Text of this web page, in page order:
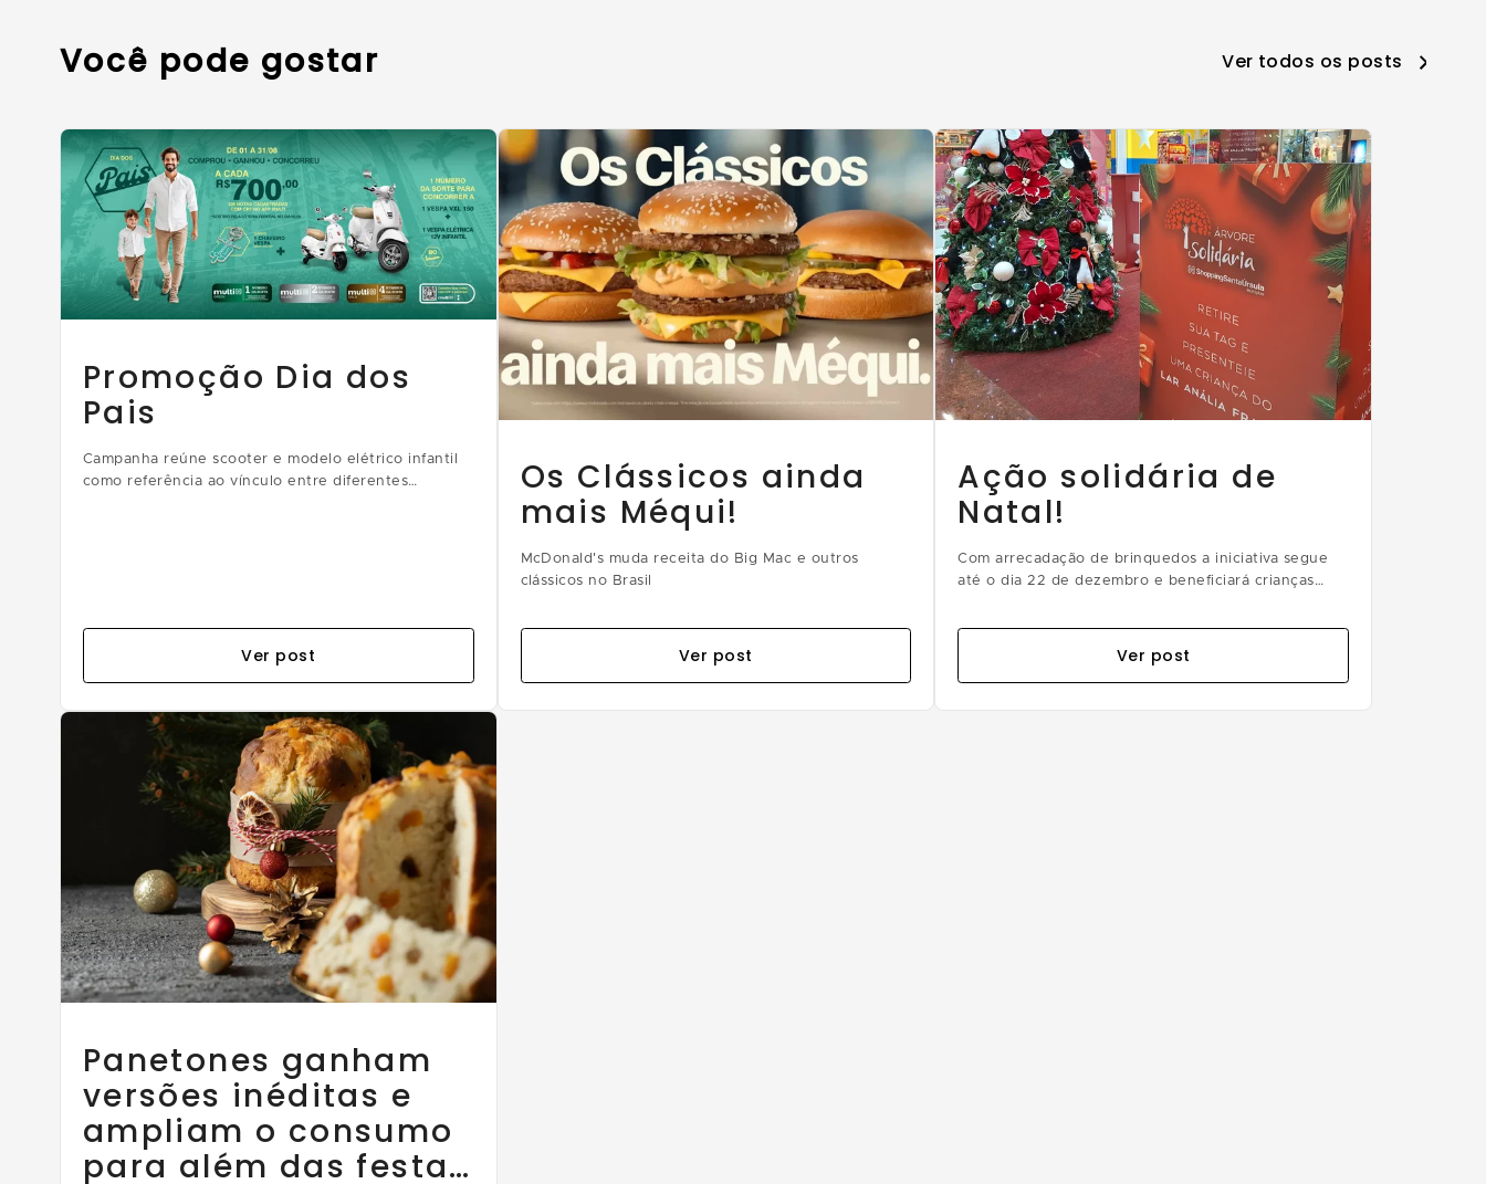
Você pode gostar Ver todos os posts
Promoção Dia dos
Pais
Campanha reúne scooter e modelo elétrico infantil
como referência ao vínculo entre diferentes
Ver post
Os Clássicos ainda
mais Méqui!
McDonald's muda receita do Big Mac e outros
clássicos no Brasil
Ver post
Ação solidária de
Natal!
Com arrecadação de brinquedos a iniciativa segue
até o dia 22 de dezembro e beneficiará crianças
Ver post
Panetones ganham
versões inéditas e
ampliam o consumo
para além das festas